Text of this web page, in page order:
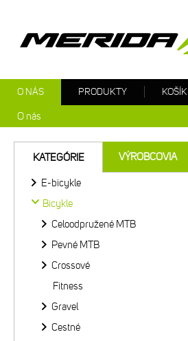
KATEGÓRIE VÝROBCOVIA
E-bicykle
Bicykle
Celoodpružené MTB
Pevné MTB
Crossové
Fitness
Gravel
Cestné
O NÁS
O nás
PRODUKTY KOŠÍK